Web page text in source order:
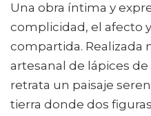
Una obra íntima y
complicidad, el afecto
compartida. Realizada
artesanal de lápices
retrata un paisaje
tierra donde dos